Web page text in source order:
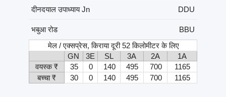
दीनदयाल उपाध्याय Jn
DDU
भबुआ रोड
BBU
मेल / एक्सप्रेस, किराया दूरी 52 किलोमीटर के लिए
GN
3E SL 3A 2A
1A
वयस्क ₹
35 0 140 495 700
1165
बच्चा ₹
30 0 140 495 700 1165